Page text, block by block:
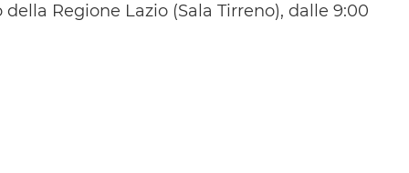
della Regione Lazio (Sala Tirreno), dalle 9:00